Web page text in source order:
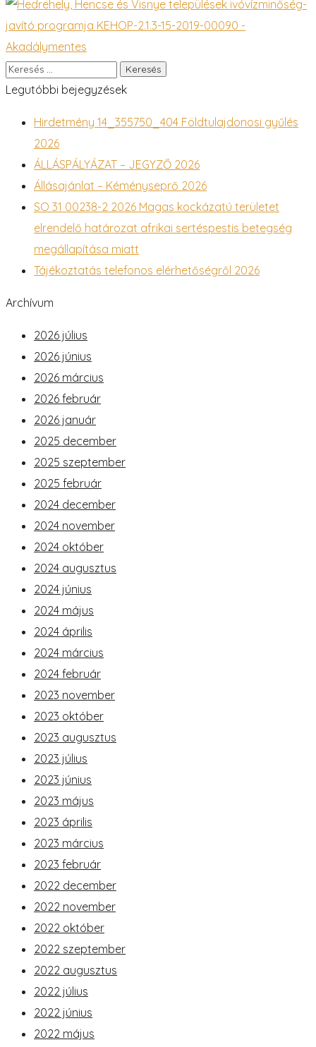
Legutóbbi bejegyzések
Hirdetmény 14_355750_404 Földtulajdonosi gyűlés
2026
ÁLLÁSPÁLYÁZAT – JEGYZŐ 2026
Állásajánlat – Kéményseprő 2026
SO 31 00238-2 2026 Magas kockázatú területet
elrendelő határozat afrikai sertéspestis betegség
megállapítása miatt
Tájékoztatás telefonos elérhetőségről 2026
Archívum
2026 július
2026 június
2026 március
2026 február
2026 január
2025 december
2025 szeptember
2025 február
2024 december
2024 november
2024 október
2024 augusztus
2024 június
2024 május
2024 április
2024 március
2024 február
2023 november
2023 október
2023 augusztus
2023 július
2023 június
2023 május
2023 április
2023 március
2023 február
2022 december
2022 november
2022 október
2022 szeptember
2022 augusztus
2022 július
2022 június
2022 május